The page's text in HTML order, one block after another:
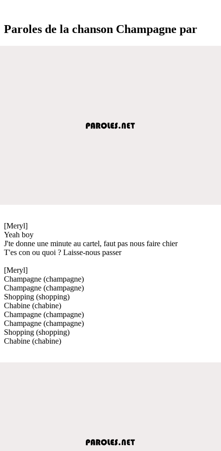
Paroles de la chanson Champagne par
[Meryl]
Yeah boy
J'te donne une minute au cartel, faut pas nous faire chier
T'es con ou quoi ? Laisse-nous passer
[Meryl]
Champagne (champagne)
Champagne (champagne)
Shopping (shopping)
Chabine (chabine)
Champagne (champagne)
Champagne (champagne)
Shopping (shopping)
Chabine (chabine)